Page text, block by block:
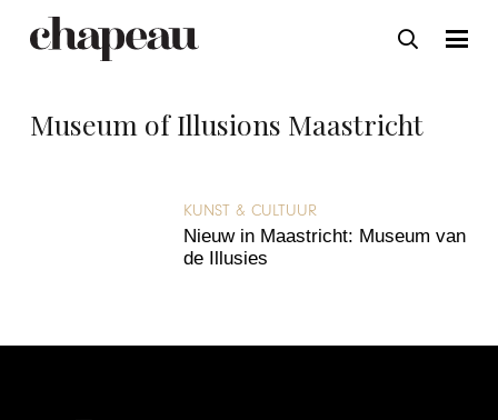
Museum of Illusions Maastricht
KUNST & CULTUUR
Nieuw in Maastricht: Museum van
de Illusies